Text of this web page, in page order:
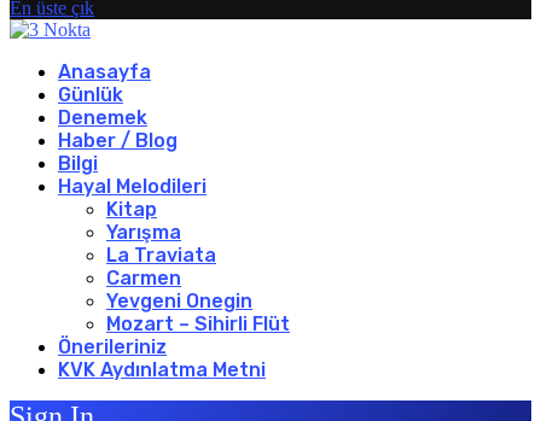
En üste çık
Anasayfa
Günlük
Denemek
Haber / Blog
Bilgi
Hayal Melodileri
Kitap
Yarışma
La Traviata
Carmen
Yevgeni Onegin
Mozart – Sihirli Flüt
Önerileriniz
KVK Aydınlatma Metni